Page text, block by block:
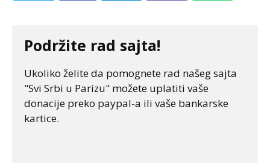
Podržite rad sajta!
Ukoliko želite da pomognete rad našeg sajta
"Svi Srbi u Parizu" možete uplatiti vaše
donacije preko paypal-a ili vaše bankarske
kartice.